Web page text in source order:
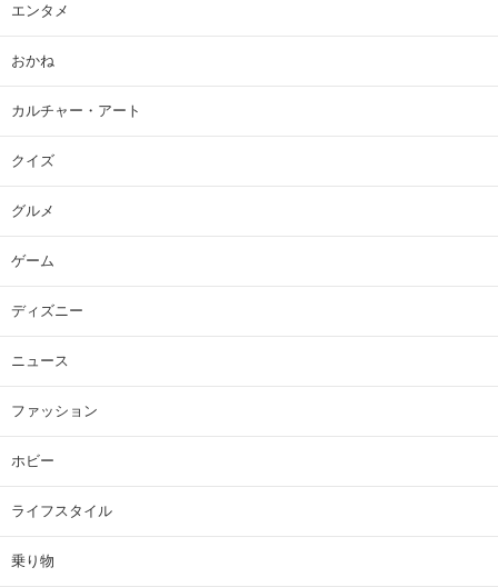
エンタメ
おかね
カルチャー・アート
クイズ
グルメ
ゲーム
ディズニー
ニュース
ファッション
ホビー
ライフスタイル
乗り物